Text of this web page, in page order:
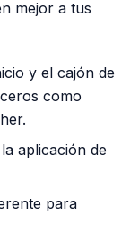
mejor a tus
y el cajón de
como
aplicación de
para